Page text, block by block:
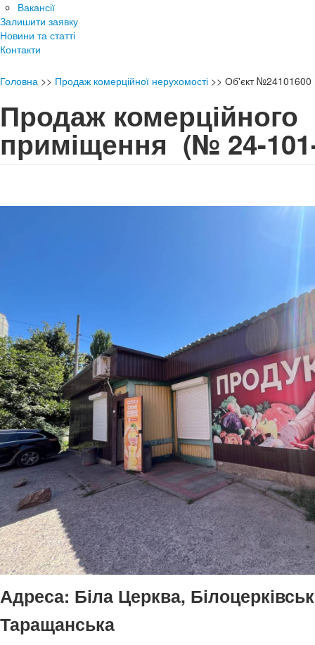
Вакансії
Залишити заявку
Новини та статті
Контакти
Головна >> Продаж комерційної нерухомості >> Об'єкт №24101600
Продаж комерційного
приміщення(№ 24-
Адреса: Біла Церква,
Таращанська